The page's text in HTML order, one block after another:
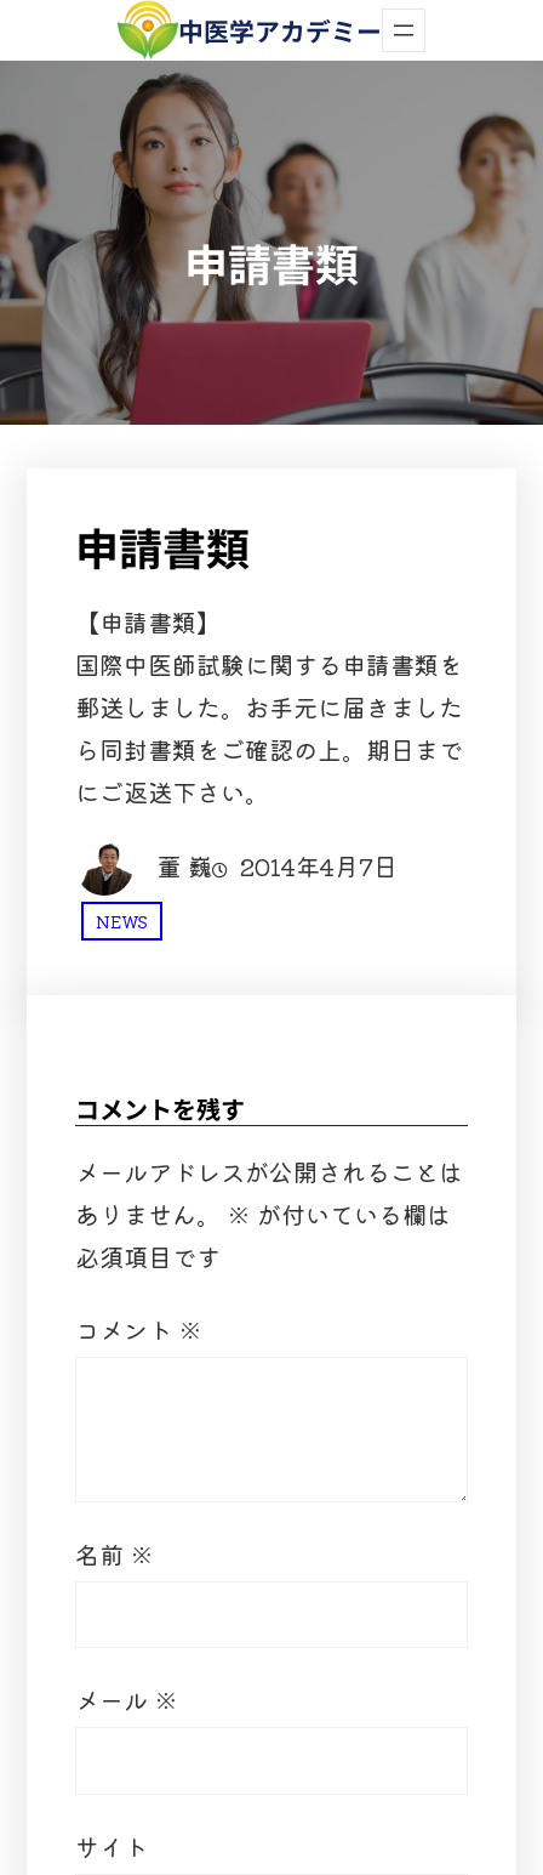
容
ス
キ
ッ
プ
中医学アカデミー
申請書類
申請書類
【申請書類】
国際中医師試験に関する申請書類を
郵送しました。お手元に届きました
ら同封書類をご確認の上。期日まで
にご返送下さい。
董 巍 2014年4月7日
NEWS
コメントを残す
メールアドレスが公開されることは
ありません。
※ が付いている欄は
必須項目です
コメント ※
名前 ※
メール ※
サイト